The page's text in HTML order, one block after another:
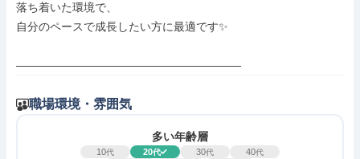
落ち着いた環境で、
自分のペースで成長したい方に最適です✨
――――――――――――――――――――
職場環境・雰囲気
多い年齢層
10代 20代 30代 40代